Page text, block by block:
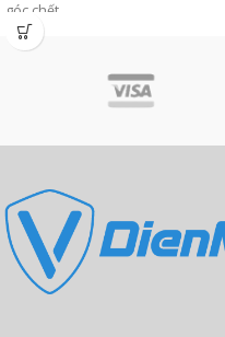
góc chết
Công nghệ HDR 10+ hình ảnh cực kì
sinh động
Hệ điều hành Google TV nhiều tính
Quantum Dot hơn một tỷ màu sắc
mạch nhất